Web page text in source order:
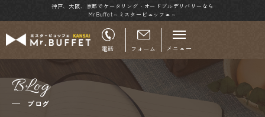
神戸、大阪、京都でケータリング・オードブルデリバリーなら
MrBuffet～ミスタービュッフェ～
電話 フォーム メニュー
BLog
ブログ